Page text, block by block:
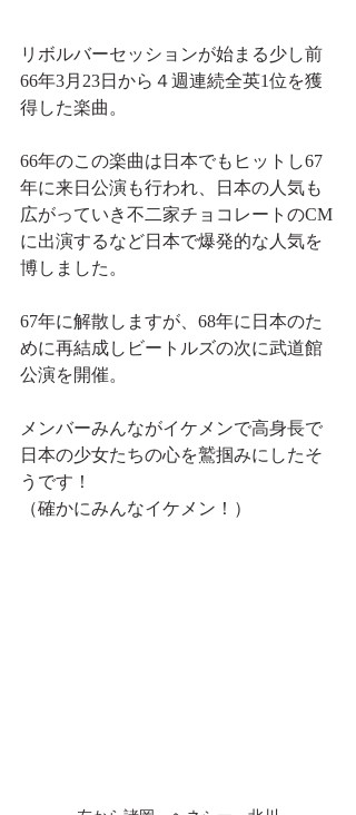
リボルバーセッションが始まる少し前
66年3月23日から４週連続全英1位を獲
得した楽曲。
66年のこの楽曲は日本でもヒットし67
年に来日公演も行われ、日本の人気も
広がっていき不二家チョコレートのCM
に出演するなど日本で爆発的な人気を
博しました。
67年に解散しますが、68年に日本のた
めに再結成しビートルズの次に武道館
公演を開催。
メンバーみんながイケメンで高身長で
日本の少女たちの心を鷲掴みにしたそ
うです！
（確かにみんなイケメン！）